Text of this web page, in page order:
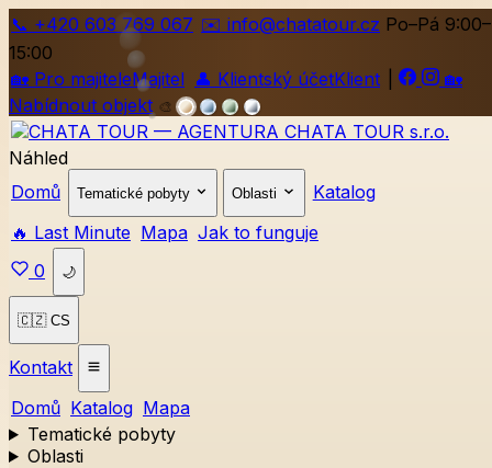
📞 +420 603 769 067 ✉️ info@chatatour.cz Po–Pá 9:00–
15:00
🏡 Pro majiteleMajitel 👤 Klientský účetKlient
🏡
Nabídnout objekt 🎨
Náhled
Domů
Tematické pobyty Oblasti
Katalog
🔥 Last Minute Mapa Jak to funguje
0
🌙
🇨🇿 CS
Kontakt
Domů Katalog Mapa
Tematické pobyty
Oblasti